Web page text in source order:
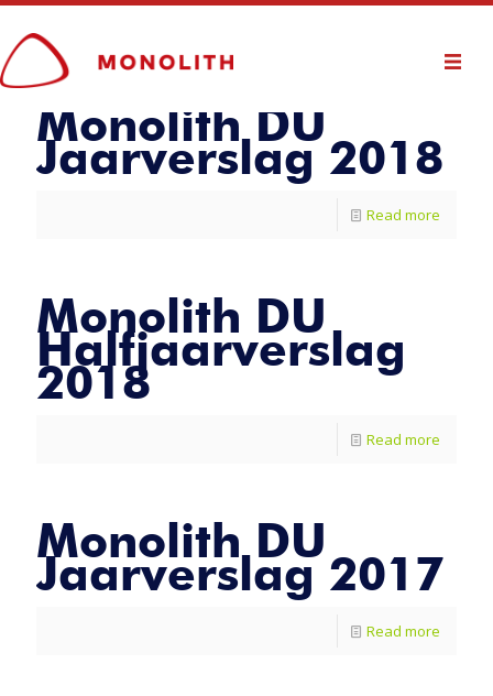
Monolith DU
Jaarverslag 2018
Read more
Monolith DU
Halfjaarverslag
2018
Read more
Monolith DU
Jaarverslag 2017
Read more